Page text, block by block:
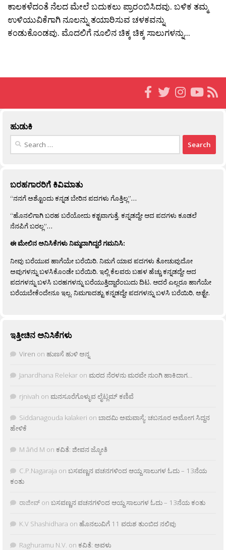
ಕಾಲಕಳೆದಂತೆ ನೆಲದ ಮೇಲೆ ಬದುಕಲು ಪ್ರಾರಂಬಿಸಿದವು. ಬಳಿಕ ತಮ್ಮ
ಉಳಿಯುವಿಕೆಗಾಗಿ ನೂಲನ್ನು ತಯಾರಿಸುವ ಚಳಕವನ್ನು
ಕಂಡುಕೊಂಡವು. ಮೊದಲಿಗೆ ನೂಲಿನ ಚಿಕ್ಕ ಚಿಕ್ಕ ಸಾಲುಗಳನ್ನು...
ಹುಡುಕಿ
Search
ಬರಹಗಾರರಿಗೆ ಕಿವಿಮಾತು
“ನನಗೆ ಅಶ್ಟೊಂದು ಕನ್ನಡ ಬೇರಿನ ಪದಗಳು ಗೊತ್ತಿಲ್ಲ”…
“ಹೊನಲಿಗಾಗಿ ಬರಹ ಬರೆಯೋದು ಕಶ್ಟವಾಗುತ್ತೆ. ಕನ್ನಡದ್ದೇ ಆದ ಪದಗಳು ಕೂಡಲೆ
ನೆನಪಿಗೆ ಬರಲ್ಲ”…
ಈ ಮೇಲಿನ ಅನಿಸಿಕೆಗಳು ನಿಮ್ಮದಾಗಿದ್ದರೆ ಗಮನಿಸಿ:
ನೀವು ಬರೆಯುವ ಹಾಗೆಯೇ ಬರೆಯಿರಿ. ನಿಮಗೆ ಯಾವ ಪದಗಳು ತೋಚುವುದೋ
ಅವುಗಳನ್ನು ಬಳಸಿಕೊಂಡೇ ಬರೆಯಿರಿ. ಇಲ್ಲಿ ಕೆಲವರು ಬಹಳ ಹೆಚ್ಚು ಕನ್ನಡದ್ದೇ ಆದ
ಪದಗಳನ್ನು ಬಳಸಿ ಬರಹಗಳನ್ನು ಬರೆಯುತ್ತಿದ್ದಾರೆಂಬುದು ದಿಟ. ಆದರೆ ಎಲ್ಲರೂ ಹಾಗೆಯೇ
ಬರೆಯಬೇಕೆಂದೇನೂ ಇಲ್ಲ. ನಿಮಗಾದಶ್ಟು ಕನ್ನಡದ್ದೇ ಪದಗಳನ್ನು ಬಳಸಿ ಬರೆಯಿರಿ, ಅಶ್ಟೇ.
ಇತ್ತೀಚಿನ ಅನಿಸಿಕೆಗಳು
Viren on ಹುಣಸೆ ಹುಳಿ ಅನ್ನ
Janardhana Relekar on ಮರದ ನೆರಳನು ಮರವೇ ನುಂಗಿ ಹಾಕಿದಾಗ…
rjnivah on ಮನಸೂರೆಗೊಳ್ಳುವ ಲೈಟ್ಲಮ್ ಕಣಿವೆ
Siddanagouda kalakeri on ಬಾದಮಿ ಅಮವಾಸ್ಯೆ: ಚಬನೂರ ಅಮೋಗ ಸಿದ್ದನ
ಹೇಳಿಕೆ
M âñd M on ಕವಿತೆ: ಜೀವನ ಜ್ಯೋತಿ
C.P.Nagaraja on ಬಸವಣ್ಣನ ವಚನಗಳಿಂದ ಆಯ್ದ ಸಾಲುಗಳ ಓದು – 13ನೆಯ
ಕಂತು
ರಾಜೀವ್ on ಬಸವಣ್ಣನ ವಚನಗಳಿಂದ ಆಯ್ದ ಸಾಲುಗಳ ಓದು – 13ನೆಯ ಕಂತು
K.V Shashidhara on ಹೊನಲುವಿಗೆ 11 ವರುಶ ತುಂಬಿದ ನಲಿವು
Raghuramu N.V. on ಕವಿತೆ: ಅವಳು